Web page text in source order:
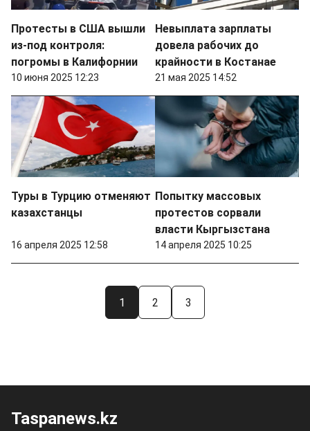
Протесты в США вышли
из-под контроля:
погромы в Калифорнии
10 июня 2025 12:23
Невыплата зарплаты
довела рабочих до
крайности в Костанае
21 мая 2025 14:52
Туры в Турцию отменяют
казахстанцы
16 апреля 2025 12:58
Попытку массовых
протестов сорвали
власти Кыргызстана
14 апреля 2025 10:25
1 2 3
Taspanews.kz